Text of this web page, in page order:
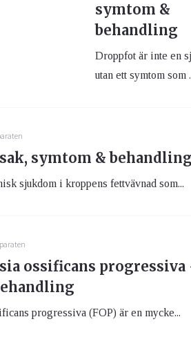
symtom &
behandling
Droppfot är inte en
utan ett symtom som
symtom & behandling
sjukdom i kroppens fettvävnad som...
ossificans progressiva
progressiva (FOP) är en mycke...